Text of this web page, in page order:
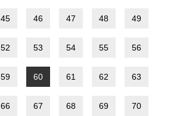
45 46 47 48 49
52 53 54 55 56
59 60 61 62 63
66 67 68 69 70